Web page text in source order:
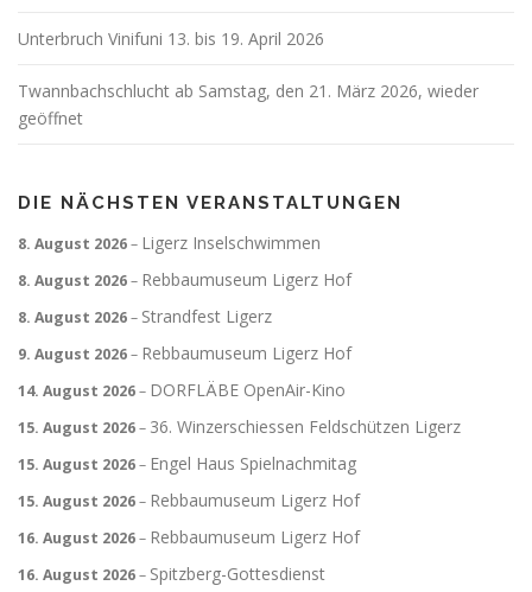
Unterbruch Vinifuni 13. bis 19. April 2026
Twannbachschlucht ab Samstag, den 21. März 2026, wieder
geöffnet
DIE NÄCHSTEN VERANSTALTUNGEN
8. August 2026– Ligerz Inselschwimmen
8. August 2026– Rebbaumuseum Ligerz Hof
8. August 2026– Strandfest Ligerz
9. August 2026– Rebbaumuseum Ligerz Hof
14. August 2026– DORFLÄBE OpenAir-Kino
15. August 2026– 36. Winzerschiessen Feldschützen Ligerz
15. August 2026– Engel Haus Spielnachmitag
15. August 2026– Rebbaumuseum Ligerz Hof
16. August 2026– Rebbaumuseum Ligerz Hof
16. August 2026– Spitzberg-Gottesdienst